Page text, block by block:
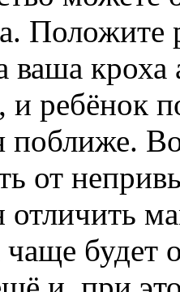
Положите
ваша кроха
и ребёнок
поближе.
от
отличить
чаще